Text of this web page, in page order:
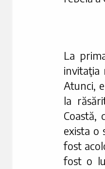
La
invitaţia
Atunci,
la
Coastă,
exista o
fost
fost o